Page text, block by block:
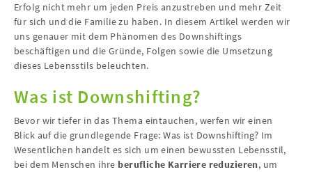
Erfolg nicht mehr um jeden Preis anzustreben und mehr Zeit
für sich und die Familie zu haben. In diesem Artikel werden wir
uns genauer mit dem Phänomen des Downshiftings
beschäftigen und die Gründe, Folgen sowie die Umsetzung
dieses Lebensstils beleuchten.
Was ist Downshifting?
Bevor wir tiefer in das Thema eintauchen, werfen wir einen
Blick auf die grundlegende Frage: Was ist Downshifting? Im
Wesentlichen handelt es sich um einen bewussten Lebensstil,
bei dem Menschen ihre berufliche Karriere reduzieren, um